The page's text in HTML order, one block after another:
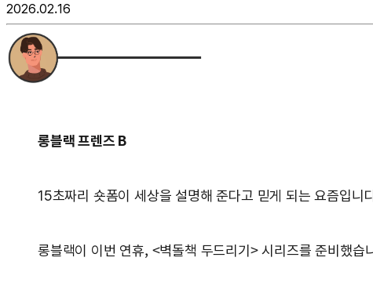
2026.02.16
롱블랙 프렌즈 B
15초짜리 숏폼이 세상을 설명해 준다고 믿게 되는 요즘입
롱블랙이 이번 연휴, <벽돌책 두드리기> 시리즈를 준비했